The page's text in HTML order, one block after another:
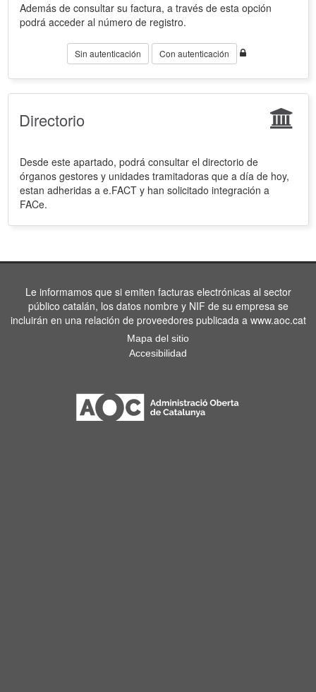
Además de consultar su factura, a través de esta opción
podrá acceder al número de registro.
Sin autenticación Con autenticación
Directorio
Desde este apartado, podrá consultar el directorio de
órganos gestores y unidades tramitadoras que a día de hoy,
estan adheridas a e.FACT y han solicitado integración a
FACe.
Le informamos que si emiten facturas electrónicas al sector
público catalán, los datos nombre y NIF de su empresa se
incluirán en una relación de proveedores publicada a www.aoc.cat
Mapa del sitio
Accesibilidad